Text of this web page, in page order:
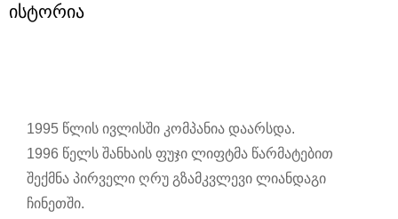
ისტორია
1995 წლის ივლისში კომპანია დაარსდა.
1996 წელს შანხაის ფუჯი ლიფტმა წარმატებით
შექმნა პირველი ღრუ გზამკვლევი ლიანდაგი
ჩინეთში.